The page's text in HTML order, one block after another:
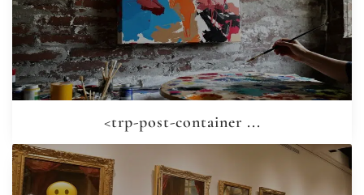
<trp-post-container ...